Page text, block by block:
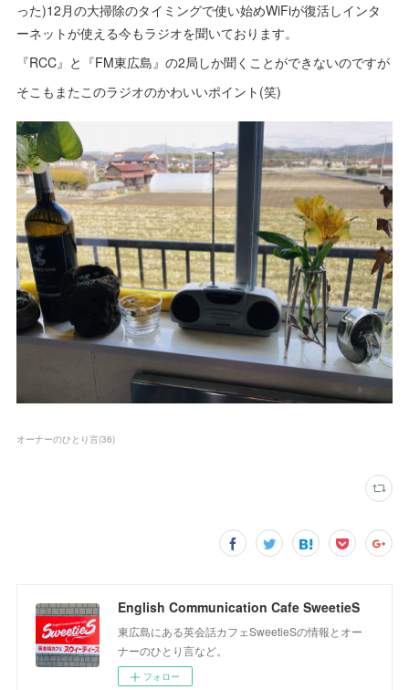
った)12月の大掃除のタイミングで使い始めWiFiが復活しインタ
ーネットが使える今もラジオを聞いております。
『RCC』と『FM東広島』の2局しか聞くことができないのですが
そこもまたこのラジオのかわいいポイント(笑)
オーナーのひとり言(36)
English Communication Cafe SweetieS
東広島にある英会話カフェSweetieSの情報とオー
ナーのひとり言など。
フォロー